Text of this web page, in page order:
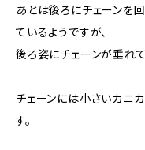
あとは後ろにチェーンを
ているようですが、
後ろ姿にチェーンが垂れ
チェーンには小さいカニ
す。